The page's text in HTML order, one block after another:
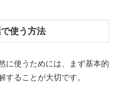
使う方法
に使うためには、まず基本的
することが大切です。